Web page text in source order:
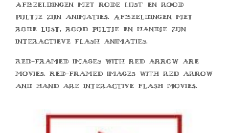
Afbeeldingen met rode lijst en rood
pijltje zijn animaties. Afbeeldingen met
rode lijst, rood pijltje en handje zijn
interactieve flash animaties.
Red-framed images with red arrow are
movies. Red-framed images with red arrow
and hand are interactive flash movies.